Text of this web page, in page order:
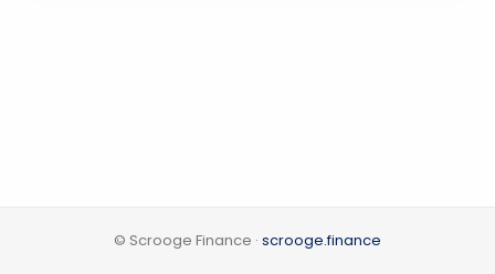
© Scrooge Finance · scrooge.finance